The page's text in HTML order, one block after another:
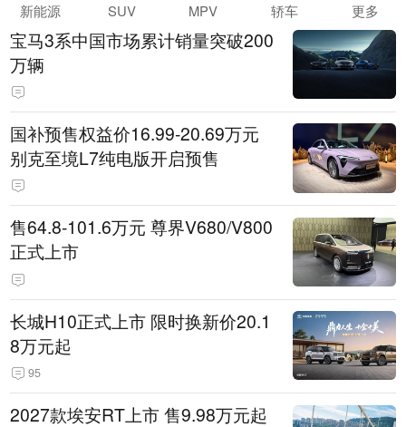
新能源 SUV MPV 轿车 更多
宝马3系中国市场累计销量突破200
万辆
国补预售权益价16.99-20.69万元
别克至境L7纯电版开启预售
售64.8-101.6万元 尊界V680/V800
正式上市
长城H10正式上市 限时换新价20.1
8万元起
95
2027款埃安RT上市 售9.98万元起